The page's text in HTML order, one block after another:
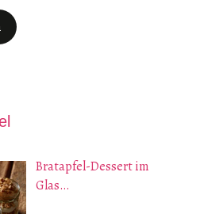
Bratapfel-Dessert im
Glas…